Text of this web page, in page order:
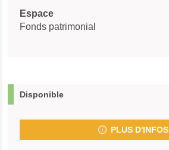
Espace
Fonds patrimonial
Disponible
PLUS D'INFOS